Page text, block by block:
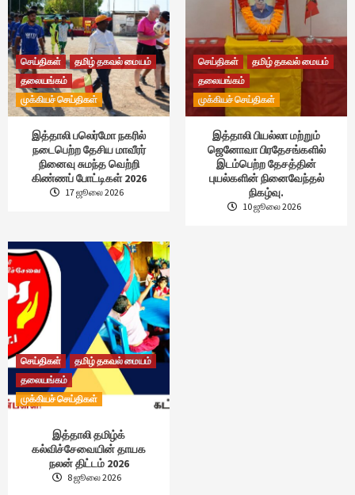
செய்திகள்
தமிழ் தகவல் மையம்
தலையங்கம்
முக்கியச் செய்திகள்
இத்தாலி பலெர்மோ நகரில்
நடைபெற்ற தேசிய மாவீரர்
நினைவு சுமந்த வெற்றி
கிண்ணப் போட்டிகள் 2026
17 ஜூலை 2026
செய்திகள்
தமிழ் தகவல் மையம்
தலையங்கம்
முக்கியச் செய்திகள்
இத்தாலி பியல்லா மற்றும்
ஜெனோவா பிரதேசங்களில்
இடம்பெற்ற தேசத்தின்
புயல்களின் நினைவேந்தல்
நிகழ்வு.
10 ஜூலை 2026
செய்திகள்
தமிழ் தகவல் மையம்
தலையங்கம்
முக்கியச் செய்திகள்
இத்தாலி தமிழ்க்
கல்விச்சேவையின் தாயக
நலன் திட்டம் 2026
8 ஜூலை 2026